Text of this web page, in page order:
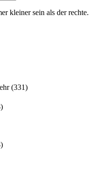
kleiner sein als der rechte.
(331)